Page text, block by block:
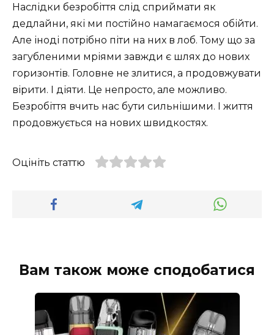
Наслідки безробіття слід сприймати як
дедлайни, які ми постійно намагаємося обійти.
Але іноді потрібно піти на них в лоб. Тому що за
загубленими мріями завжди є шлях до нових
горизонтів. Головне не злитися, а продовжувати
вірити. І діяти. Це непросто, але можливо.
Безробіття вчить нас бути сильнішими. І життя
продовжується на нових швидкостях.
Оцініть статтю
Вам також може сподобатися